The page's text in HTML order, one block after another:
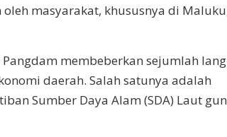
masyarakat, khususnya di
membeberkan sejumlah
daerah. Salah satunya adalah
Sumber Daya Alam (SDA) Laut